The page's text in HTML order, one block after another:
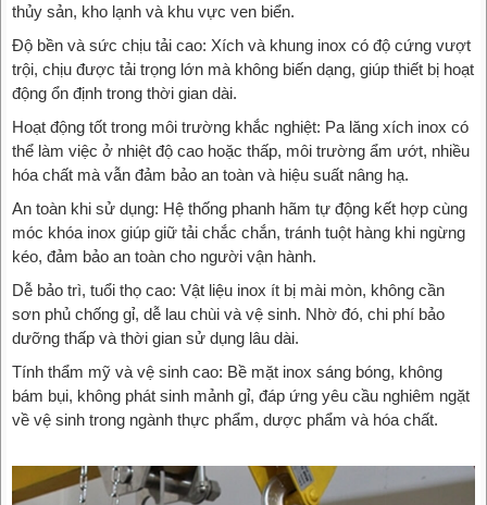
thủy sản, kho lạnh và khu vực ven biển.
Độ bền và sức chịu tải cao: Xích và khung inox có độ cứng vượt
trội, chịu được tải trọng lớn mà không biến dạng, giúp thiết bị hoạt
động ổn định trong thời gian dài.
Hoạt động tốt trong môi trường khắc nghiệt: Pa lăng xích inox có
thể làm việc ở nhiệt độ cao hoặc thấp, môi trường ẩm ướt, nhiều
hóa chất mà vẫn đảm bảo an toàn và hiệu suất nâng hạ.
An toàn khi sử dụng: Hệ thống phanh hãm tự động kết hợp cùng
móc khóa inox giúp giữ tải chắc chắn, tránh tuột hàng khi ngừng
kéo, đảm bảo an toàn cho người vận hành.
Dễ bảo trì, tuổi thọ cao: Vật liệu inox ít bị mài mòn, không cần
sơn phủ chống gỉ, dễ lau chùi và vệ sinh. Nhờ đó, chi phí bảo
dưỡng thấp và thời gian sử dụng lâu dài.
Tính thẩm mỹ và vệ sinh cao: Bề mặt inox sáng bóng, không
bám bụi, không phát sinh mảnh gỉ, đáp ứng yêu cầu nghiêm ngặt
về vệ sinh trong ngành thực phẩm, dược phẩm và hóa chất.